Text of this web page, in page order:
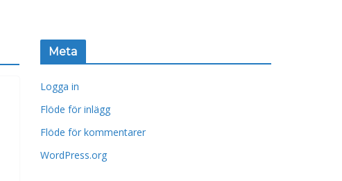
Meta
Logga in
Flöde för inlägg
Flöde för kommentarer
WordPress.org